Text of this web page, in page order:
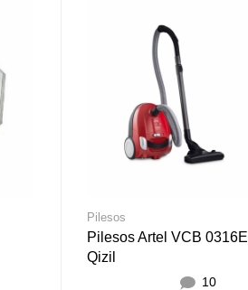
Pilesos
Pilesos Artel VCB 0316E
Qizil
10